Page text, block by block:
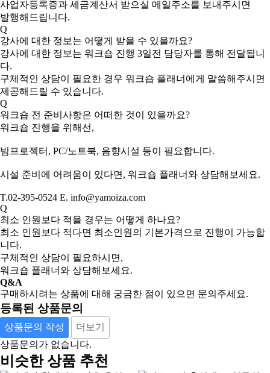
사업자등록증과 세금계산서 받으실 메일주소를 보내주시면
발행해드립니다.
Q
강사에 대한 정보는 어떻게 받을 수 있을까요?
강사에 대한 정보는 워크숍 진행 3일전 담당자를 통해 전달됩니
다.
구체적인 상담이 필요한 경우 워크숍 플래너에게 말씀해주시면
제공해드릴 수 있습니다.
Q
워크숍 전 준비사항은 어떠한 것이 있을까요?
워크숍 진행을 위해선,
빔프로젝터, PC/노트북, 음향시설 등이 필요합니다.
시설 준비에 어려움이 있다면, 워크숍 플래너와 상담해보세요.
T.02-395-0524 E. info@yamoiza.com
Q
최소 인원보다 적을 경우는 어떻게 하나요?
최소 인원보다 적다면 최소인원의 기본가격으로 진행이 가능합
니다.
구체적인 상담이 필요하시면,
워크숍 플래너와 상담해보세요.
Q&A
구매하시려는 상품에 대해 궁금한 점이 있으면 문의주세요.
등록된 상품문의
상품문의 작성
더보기
상품문의가 없습니다.
비슷한 상품 추천